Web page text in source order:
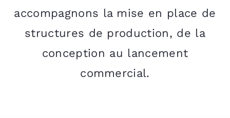
accompagnons la mise en place de
structures de production, de la
conception au lancement
commercial.